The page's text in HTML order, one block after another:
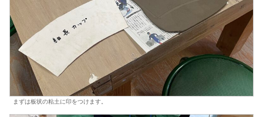
まずは板状の粘土に印をつけます。